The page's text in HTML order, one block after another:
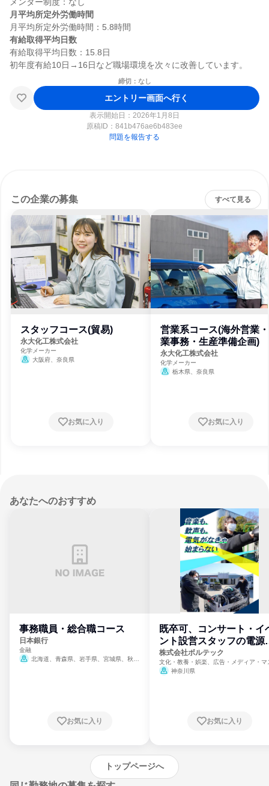
月平均所定外労働時間
有給取得平均日数
有給取得平均日数：15.8日
締切：なし
エントリー画面へ行く
表示開始日：2026年1月8日
原稿ID： 841b476ae6b483ee
問題を報告する
この企業の募集 すべて見る
スタッフコース(貿易)
永大化工株式会社
化学メーカー
大阪府、奈良県
お気に入り
営業系コース(海外営業
業事務・生産準備企画)
永大化工株式会社
化学メーカー
栃木県、奈良県
お気に入り
あなたへのおすすめ
事務職員・総合職コース
日本銀行
金融
北海道、青森県、岩手県、宮城県、秋田
崎県、熊本県、大分県、宮崎県、鹿児島県、
お気に入り
既卒可、コンサート・イ
ント設営スタッフの電源
門
株式会社ボルテック
文化・教養・娯楽、広告・メディア・マ
ミ、電力・ガス・水道・エネルギー
神奈川県
お気に入り
トップページへ